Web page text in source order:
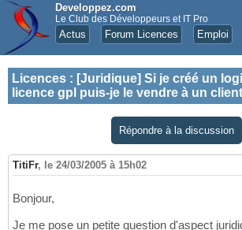
Developpez.com
Le Club des Développeurs et IT Pro
Actus Forum Licences Emploi
Licences : [Juridique] Si je créé un
licence gpl puis-je le vendre à un
Répondre à la discussion
TitiFr, le 24/03/2005 à 15h02
Bonjour,
Je me pose un petite question d'aspect